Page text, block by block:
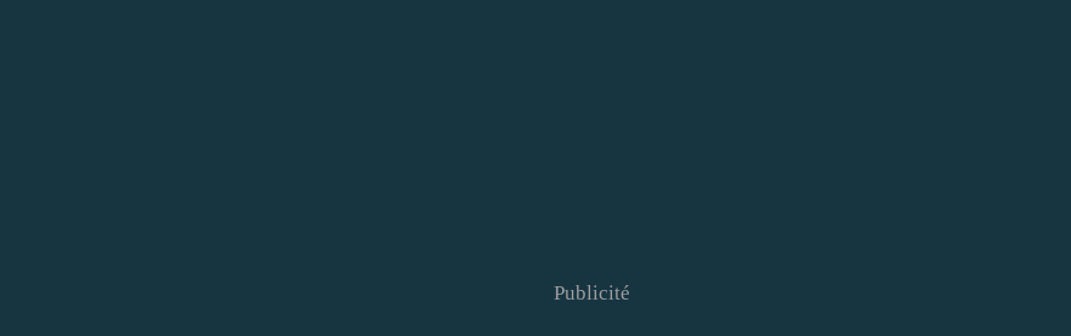
Publicité